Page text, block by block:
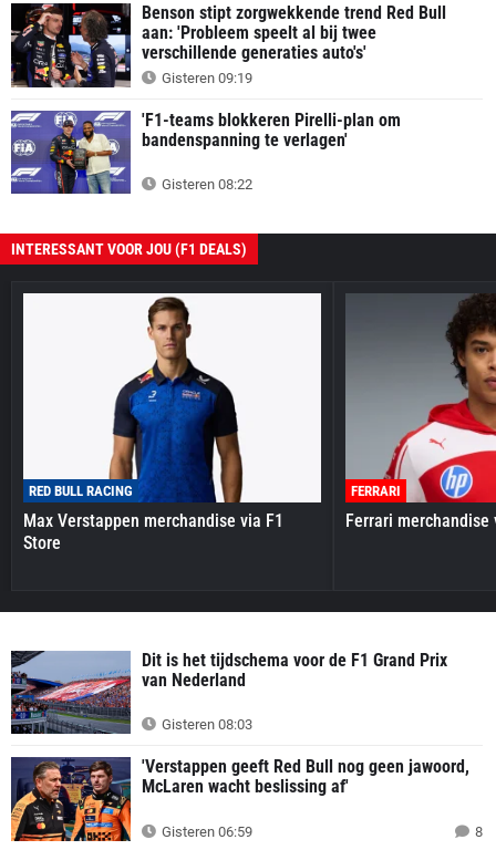
Benson stipt zorgwekkende trend Red Bull
aan: 'Probleem speelt al bij twee
verschillende generaties auto's'
Gisteren 09:19
'F1-teams blokkeren Pirelli-plan om
bandenspanning te verlagen'
Gisteren 08:22
INTERESSANT VOOR JOU (F1 DEALS)
RED BULL RACING
Max Verstappen merchandise via F1
Store
FERRARI
Ferrari merchandise
Dit is het tijdschema voor de F1 Grand Prix
van Nederland
Gisteren 08:03
'Verstappen geeft Red Bull nog geen jawoord,
McLaren wacht beslissing af'
Gisteren 06:59 8